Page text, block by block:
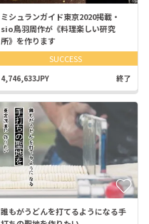
ミシュランガイド東京2020掲載・
sio鳥羽周作が《料理楽しい研究
所》を作ります
SUCCESS
4,746,633JPY 終了
誰もがうどんを打てるようになる手